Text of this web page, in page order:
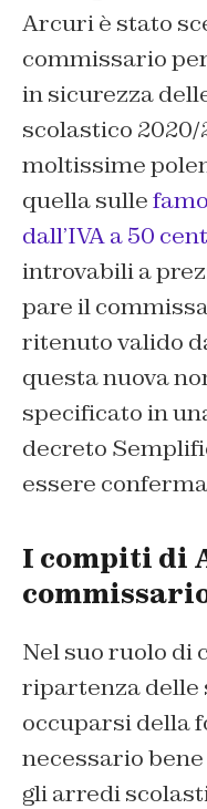
Arcuri è stato
commissario
in sicurezza
scolastico 2020/
moltissime
quella sulle
dall’IVA a 50
introvabili a
pare il
ritenuto valido
questa nuova
specificato in
decreto
essere
I compiti di
Nel suo ruolo di
ripartenza delle
occuparsi della
necessario
gli arredi